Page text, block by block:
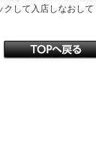
して入店しなおして